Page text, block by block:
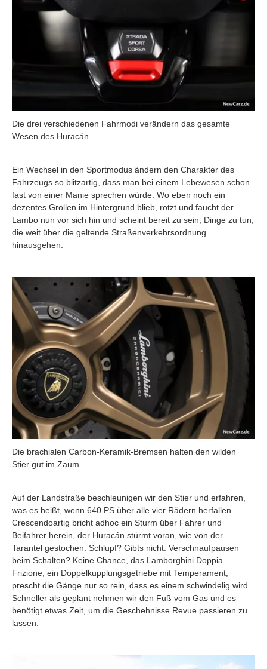
Die drei verschiedenen Fahrmodi verändern das gesamte
Wesen des Huracán.
Ein Wechsel in den Sportmodus ändern den Charakter des
Fahrzeugs so blitzartig, dass man bei einem Lebewesen schon
fast von einer Manie sprechen würde. Wo eben noch ein
dezentes Grollen im Hintergrund blieb, rotzt und faucht der
Lambo nun vor sich hin und scheint bereit zu sein, Dinge zu tun,
die weit über die geltende Straßenverkehrsordnung
hinausgehen.
Die brachialen Carbon-Keramik-Bremsen halten den wilden
Stier gut im Zaum.
Auf der Landstraße beschleunigen wir den Stier und erfahren,
was es heißt, wenn 640 PS über alle vier Rädern herfallen.
Crescendoartig bricht adhoc ein Sturm über Fahrer und
Beifahrer herein, der Huracán stürmt voran, wie von der
Tarantel gestochen. Schlupf? Gibts nicht. Verschnaufpausen
beim Schalten? Keine Chance, das Lamborghini Doppia
Frizione, ein Doppelkupplungsgetriebe mit Temperament,
prescht die Gänge nur so rein, dass es einem schwindelig wird.
Schneller als geplant nehmen wir den Fuß vom Gas und es
benötigt etwas Zeit, um die Geschehnisse Revue passieren zu
lassen.